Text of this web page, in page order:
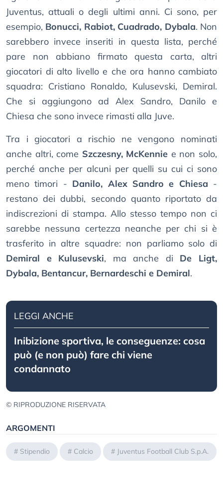
Juventus, attuali o degli ultimi anni. Ci sono, per
esempio, Bonucci, Rabiot, Cuadrado, Dybala. Non
sarebbero invece inseriti in questa lista, perché
pare non abbiano firmato questa carta, altri
giocatori di alto livello e che ora hanno cambiato
squadra: Cristiano Ronaldo, Kulusevski, Demiral.
Che si aggiungono ad Alex Sandro, Danilo e
Chiesa che sono invece rimasti alla Juve.
Tra i giocatori a rischio ne vengono nominati
anche altri, come Szczesny, McKennie e non solo,
perché anche per alcuni per quelli su cui ci sono
meno timori - Danilo, Alex Sandro e Chiesa -
restano dei dubbi, secondo quanto riportato da
indiscrezioni di stampa. Allo stesso tempo non ci
sarebbe nessuna certezza neanche per chi si è
trasferito in altre squadre: non parliamo solo di
Demiral e Kulusevski, ma anche di De Ligt,
Dybala, Bentancur, Bernardeschi e Demiral.
LEGGI ANCHE
Inibizione sportiva, le conseguenze: cosa
può (e non può) fare chi viene
condannato
© RIPRODUZIONE RISERVATA
ARGOMENTI
# Stipendio # Calcio # Juventus Football Club S.p.A.